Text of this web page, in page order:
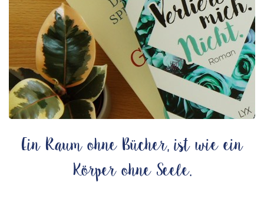
Ein Raum ohne Bücher, ist wie ein
Körper ohne Seele.